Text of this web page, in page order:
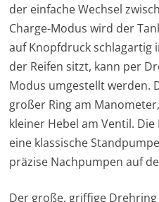
der einfache Wechsel
Charge-Modus wird der
auf Knopfdruck schlagartig
der Reifen sitzt, kann per
Modus umgestellt werden.
großer Ring am
kleiner Hebel am Ventil.
eine klassische
präzise Nachpumpen auf
Der große, griffige